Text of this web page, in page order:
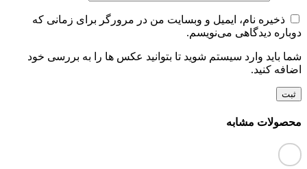
ذخیره نام، ایمیل و وبسایت من در مرورگر برای زمانی که
دوباره دیدگاهی می‌نویسم.
شما باید وارد سیستم شوید تا بتوانید عکس ها را به بررسی خود
اضافه کنید.
محصولات مشابه